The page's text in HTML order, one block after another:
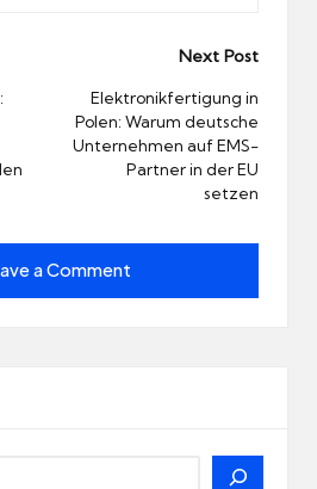
Next Post
Elektronikfertigung in
Polen: Warum deutsche
Unternehmen auf EMS-
Partner in der EU
setzen
a Comment